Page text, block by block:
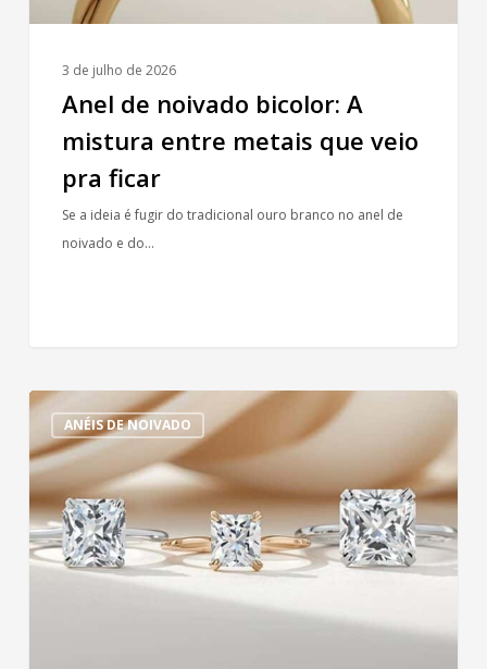
3 de julho de 2026
Anel de noivado bicolor: A
mistura entre metais que veio
pra ficar
Se a ideia é fugir do tradicional ouro branco no anel de
noivado e do…
ANÉIS DE NOIVADO
Lapidações
fancy:
Anel
de
noivado
com
pedras